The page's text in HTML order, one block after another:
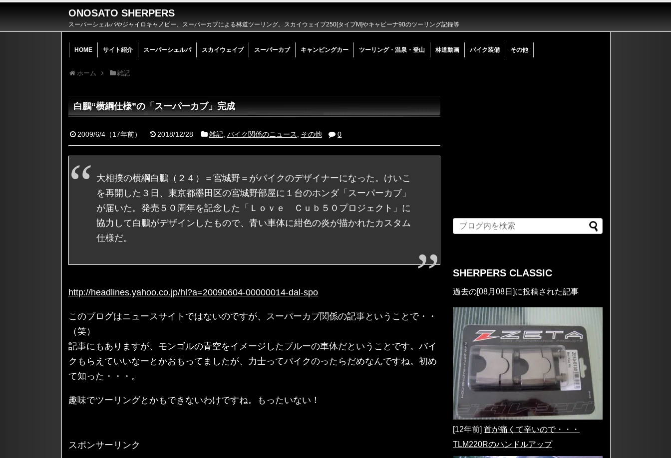
ONOSATO SHERPERS
スーパーシェルパやジャイロキャノピー、スーパーカブによる林道ツーリング。スカイウェイブ250[タイプM]やキャビーナ90のツーリング記録等
HOME サイト紹介 スーパーシェルパ スカイウェイブ スーパーカブ キャンピングカー ツーリング・温泉・登山 林道動画 バイク装備 その他
ホーム 雑記
白鵬“横綱仕様”の「スーパーカブ」完成
2009/6/4 （17年前） 2018/12/28 雑記, バイク関係のニュース その他 0
大相撲の横綱白鵬（２４）＝宮城野＝がバイクのデザイナーになった。けいこ
を再開した３日、東京都墨田区の宮城野部屋に１台のホンダ「スーパーカブ」
が届いた。発売５０周年を記念した「Ｌｏｖｅ Ｃｕｂ５０プロジェクト」に
協力して白鵬がデザインしたもので、青い車体に紺色の炎が描かれたカスタム
仕様だ。
http://headlines.yahoo.co.jp/hl?a=20090604-00000014-dal-spo
このブログはニュースサイトではないのですが、スーパーカブ関係の記事ということで・・
（笑）
記事にもありますが、モンゴルの青空をイメージしたブルーの車体だということです。バイ
クもらえていいなーとかおもってましたが、力士ってバイクのったらだめなんですね。初め
て知った・・・。
趣味でツーリングとかもできないわけですね。もったいない！
スポンサーリンク
SHERPERS CLASSIC
過去の[08月08日]に投稿された記事
[12年前] 首が痛くて辛いので・・・
TLM220Rのハンドルアップ